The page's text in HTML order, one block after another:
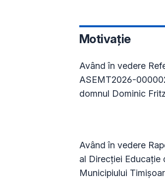
Motivație
Având în vedere
ASEMT2026-
domnul Dominic
Având în vedere
al Direcției Educație
Municipiului